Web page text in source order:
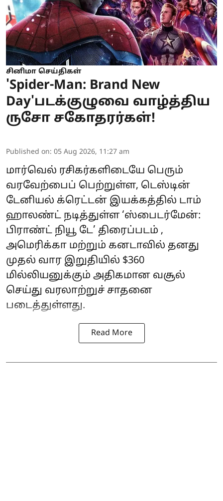
சினிமா செய்திகள்
'Spider-Man: Brand New
Day'படக்குழுவை வாழ்த்திய
ருசோ சகோதரர்கள்!
Published on: 05 Aug 2026, 11:27 am
மார்வெல் ரசிகர்களிடையே பெரும்
வரவேற்பைப் பெற்றுள்ள, டெஸ்டின்
டேனியல் க்ரெட்டன் இயக்கத்தில் டாம்
ஹாலண்ட் நடித்துள்ள ‘ஸ்பைடர்மேன்:
பிராண்ட் நியூ டே’ திரைப்படம் ,
அமெரிக்கா மற்றும் கனடாவில் தனது
முதல் வார இறுதியில் $360
மில்லியனுக்கும் அதிகமான வசூல்
செய்து வரலாற்றுச் சாதனை
படைத்துள்ளது.
Read More